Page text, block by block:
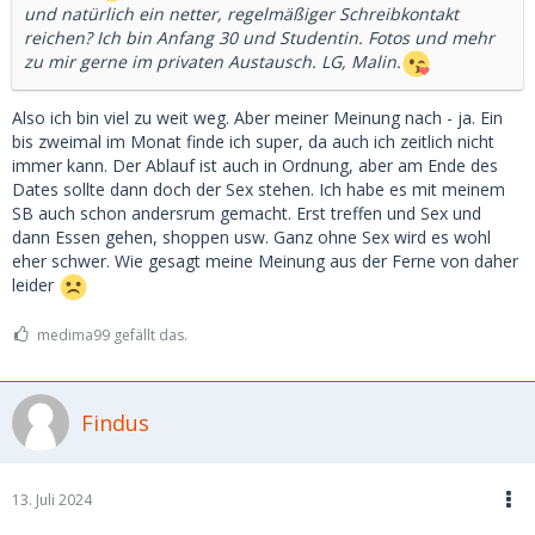
und natürlich ein netter, regelmäßiger Schreibkontakt
reichen? Ich bin Anfang 30 und Studentin. Fotos und mehr
zu mir gerne im privaten Austausch. LG, Malin.
Also ich bin viel zu weit weg. Aber meiner Meinung nach - ja. Ein
bis zweimal im Monat finde ich super, da auch ich zeitlich nicht
immer kann. Der Ablauf ist auch in Ordnung, aber am Ende des
Dates sollte dann doch der Sex stehen. Ich habe es mit meinem
SB auch schon andersrum gemacht. Erst treffen und Sex und
dann Essen gehen, shoppen usw. Ganz ohne Sex wird es wohl
eher schwer. Wie gesagt meine Meinung aus der Ferne von daher
leider
medima99 gefällt das.
Findus
13. Juli 2024